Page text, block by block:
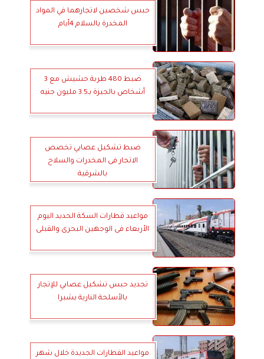
حبس شخصين لاتجارهما في المواد
المخدرة بالسلام 4أيام
ضبط 480 طربة حشيش مع 3
أشخاص بالجيزة بـ3.5 مليون جنيه
ضبط تشكيل عصابي تخصص
الاتجار فى المخدرات والسلاح
بالشرقية
مواعيد قطارات السكة الحديد اليوم
الأربعاء فى الوجهين البحرى والقبلى
تجديد حبس تشكيل عصابي للإتجار
بالأسلحة النارية بشبرا
مواعيد القطارات الجديدة خلال شهر